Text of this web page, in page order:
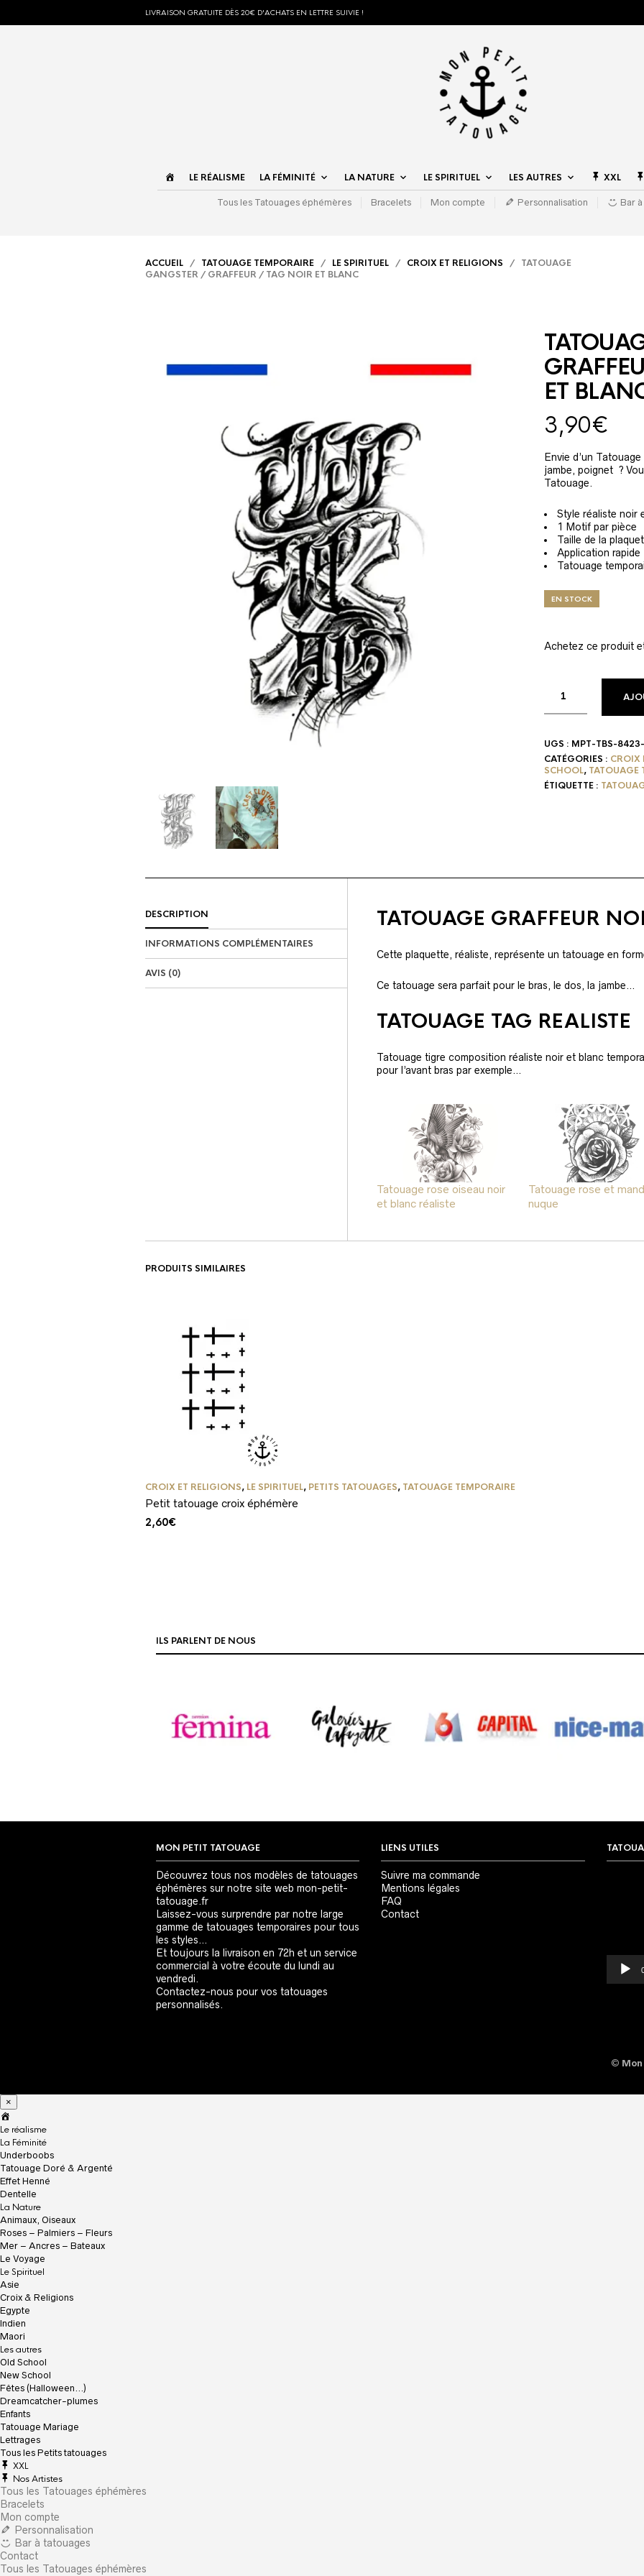
LIVRAISON GRATUITE DÈS 20€ D'ACHATS EN LETTRE SUIVIE !
ACCUEIL
LE RÉALISME LA FÉMINITÉ LA NATURE LE SPIRITUEL LES AUTRES XXL
Tous les Tatouages éphémères Bracelets Mon compte Personnalisation Bar
ACCUEIL / TATOUAGE TEMPORAIRE / LE SPIRITUEL / CROIX ET RELIGIONS / TATOUAGE
GANGSTER / GRAFFEUR / TAG NOIR ET BLANC
ET
3,90€
Envie d’un
jambe, poignet ?
Tatouage.
Style réaliste noir
1 Motif par pièce
Taille de la
Application rapide
Tatouage
EN STOCK
Achetez ce produit
UGS : MPT-TBS-
CATÉGORIES : CROIX
SCHOOL, TATOUAGE
ÉTIQUETTE :
DESCRIPTION
INFORMATIONS COMPLÉMENTAIRES
AVIS (0)
TATOUAGE GRAFFEUR
Cette plaquette, réaliste, représente un tatouage en
Ce tatouage sera parfait pour le bras, le dos, la jambe…
TATOUAGE TAG REALISTE
Tatouage tigre composition réaliste noir et blanc
pour l’avant bras par exemple…
Tatouage rose oiseau noir
et blanc réaliste
Tatouage rose et
nuque
PRODUITS SIMILAIRES
CROIX ET RELIGIONS, LE SPIRITUEL, PETITS TATOUAGES, TATOUAGE TEMPORAIRE
Petit tatouage croix éphémère
2,60€
ILS PARLENT DE NOUS
MON PETIT TATOUAGE
Découvrez tous nos modèles de tatouages
éphémères sur notre site web mon-petit-
tatouage.fr
Laissez-vous surprendre par notre large
gamme de tatouages temporaires pour tous
les styles…
Et toujours la livraison en 72h et un service
commercial à votre écoute du lundi au
vendredi.
Contactez-nous pour vos tatouages
personnalisés.
LIENS UTILES
Suivre ma commande
Mentions légales
FAQ
Contact
©
×
c
c
u
e
i
l
Le réalisme
La Féminité
Underboobs
Tatouage Doré & Argenté
Effet Henné
Dentelle
La Nature
Animaux, Oiseaux
Roses – Palmiers – Fleurs
Mer – Ancres – Bateaux
Le Voyage
Le Spirituel
Asie
Croix & Religions
Egypte
Indien
Maori
Les autres
Old School
New School
Fêtes (Halloween…)
Dreamcatcher-plumes
Enfants
Tatouage Mariage
Lettrages
Tous les Petits tatouages
XXL
Nos Artistes
Tous les Tatouages éphémères
Bracelets
Mon compte
Personnalisation
Bar à tatouages
Contact
Tous les Tatouages éphémères